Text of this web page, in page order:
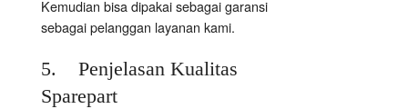
Kemudian bisa dipakai sebagai garansi
sebagai pelanggan layanan kami.
5. Penjelasan Kualitas
Sparepart